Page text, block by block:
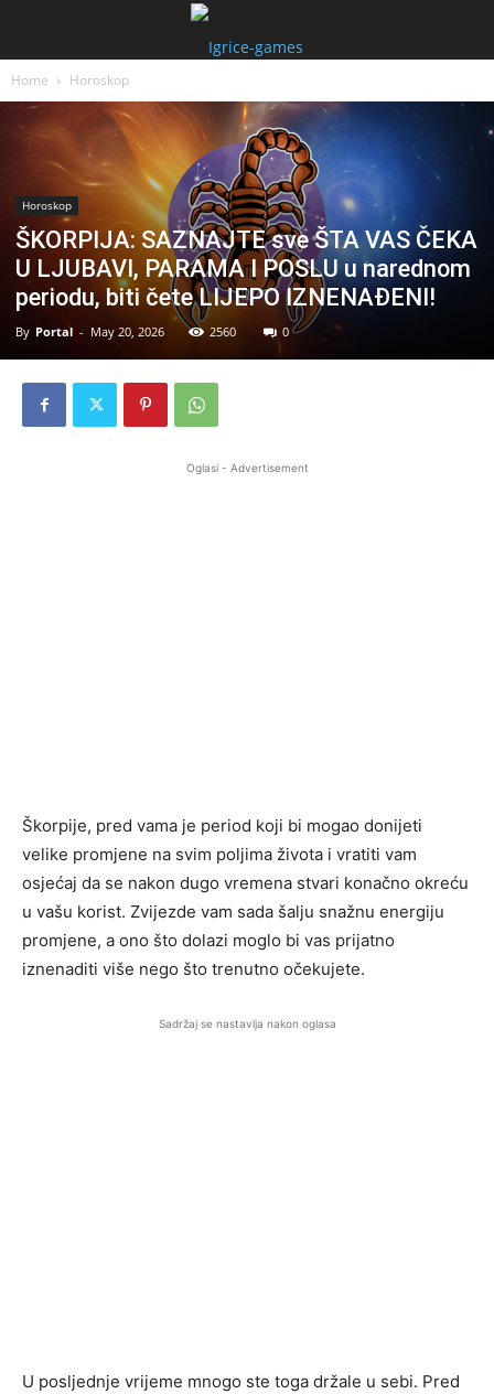
Home Horoskop
Horoskop
ŠKORPIJA: SAZNAJTE sve ŠTA VAS ČEKA
U LJUBAVI, PARAMA I POSLU u narednom
periodu, biti čete LIJEPO IZNENAĐENI!
By Portal - May 20, 2026 2560 0
Oglasi - Advertisement
Škorpije, pred vama je period koji bi mogao donijeti
velike promjene na svim poljima života i vratiti vam
osjećaj da se nakon dugo vremena stvari konačno okreću
u vašu korist. Zvijezde vam sada šalju snažnu energiju
promjene, a ono što dolazi moglo bi vas prijatno
iznenaditi više nego što trenutno očekujete.
Sadržaj se nastavlja nakon oglasa
U posljednje vrijeme mnogo ste toga držale u sebi. Pred